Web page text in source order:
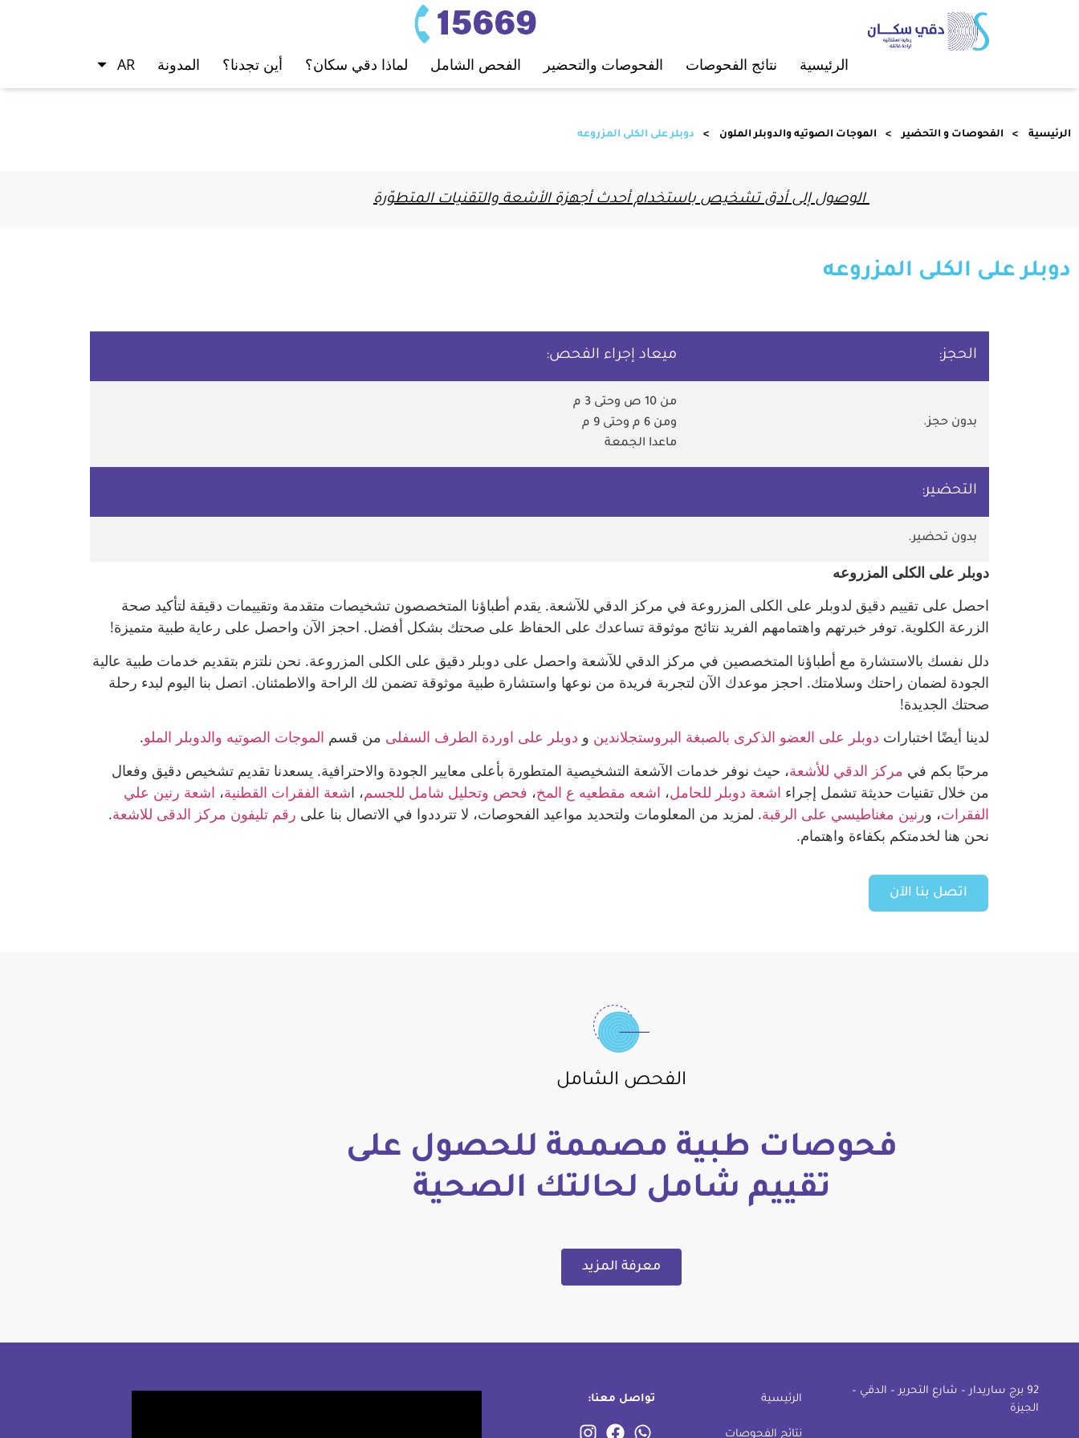
الرئيسية ﻧﺘﺎﺋﺞ اﻟﻔﺤﻮﺻﺎت اﻟﻔﺤﻮﺻﺎت واﻟﺘﺤﻀﻴﺮ اﻟﻔﺤﺺ اﻟﺸﺎﻣﻞ لماذا دقي سكان؟ أين تجدنا؟ المدونة AR
الرئيسية الفحوصات و التحضير اﻟﻤﻮﺟﺎت اﻟﺼﻮﺗﻴﻪ واﻟﺪوﺑﻠﺮ اﻟﻤﻠﻮن دوبلر على الكلى المزروعه
الوصول إلى أدق تشخيص باستخدام أحدث أجهزة الأشعة والتقنيات المتطوّرة
دوبلر على الكلى المزروعه
الحجز: ميعاد إجراء الفحص:
بدون حجز.
من 10 ص وحتى 3 م
ومن 6 م وحتى 9 م
ماعدا الجمعة
التحضير:
بدون تحضير.
دوبلر على الكلى المزروعه
احصل على تقييم دقيق لدوبلر على الكلى المزروعة في مركز الدقي للآشعة. يقدم أطباؤنا المتخصصون تشخيصات متقدمة وتقييمات دقيقة لتأكيد صحة
الزرعة الكلوية. توفر خبرتهم واهتمامهم الفريد نتائج موثوقة تساعدك على الحفاظ على صحتك بشكل أفضل. احجز الآن واحصل على رعاية طبية متميزة!
دلل نفسك بالاستشارة مع أطباؤنا المتخصصين في مركز الدقي للآشعة واحصل على دوبلر دقيق على الكلى المزروعة. نحن نلتزم بتقديم خدمات طبية عالية
الجودة لضمان راحتك وسلامتك. احجز موعدك الآن لتجربة فريدة من نوعها واستشارة طبية موثوقة تضمن لك الراحة والاطمئنان. اتصل بنا اليوم لبدء رحلة
صحتك الجديدة!
لدينا أيضًا اختبارات دوبلر على العضو الذكرى بالصبغة البروستجلاندين و دوبلر على اوردة الطرف السفلى من قسم اﻟﻤﻮﺟﺎت اﻟﺼﻮﺗﻴﻪ واﻟﺪوﺑﻠﺮ اﻟﻤﻠﻮ.
مرحبًا بكم في مركز الدقي للأشعة، حيث نوفر خدمات الآشعة التشخيصية المتطورة بأعلى معايير الجودة والاحترافية. يسعدنا تقديم تشخيص دقيق وفعال
من خلال تقنيات حديثة تشمل إجراء اشعة دوبلر للحامل، اشعه مقطعيه ع المخ، فحص وتحليل شامل للجسم، اشعة الفقرات القطنية، اشعة رنين علي
الفقرات، ورنين مغناطيسي على الرقبة. لمزيد من المعلومات ولتحديد مواعيد الفحوصات، لا تترددوا في الاتصال بنا على رقم تليفون مركز الدقى للاشعة.
نحن هنا لخدمتكم بكفاءة واهتمام.
اتصل بنا الآن
الفحص الشامل
فحوصات طبية مصممة للحصول على
تقييم شامل لحالتك الصحية
معرفة المزيد
92 ﺑﺮج ﺳﺎرﻳﺪار – ﺷﺎرع اﻟﺘﺤﺮﻳﺮ – اﻟﺪﻗﻲ –
اﻟﺠﻴﺰة
الرئيسية
نتائج الفحوصات
تواصل معنا: